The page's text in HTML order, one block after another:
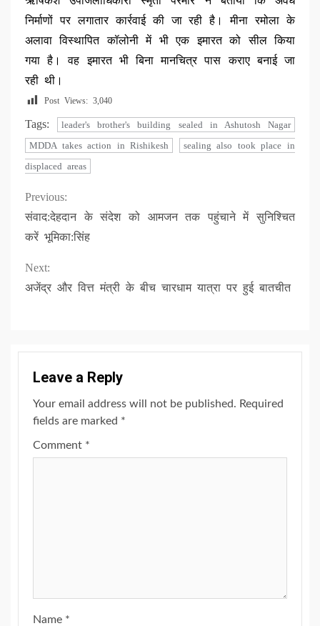
निर्माणों पर लगातार कार्रवाई की जा रही है। मीना रमोला के
अलावा विस्थापित कॉलोनी में भी एक इमारत को सील किया
गया है। वह इमारत भी बिना मानचित्र पास कराए बनाई जा
रही थी।
Post Views: 3,040
Tags:
leader's brother's building sealed in Ashutosh Nagar
MDDA takes action in Rishikesh
sealing also took place in
displaced areas
Continue
Reading
Previous:
संवाद:देहदान के संदेश को आमजन तक पहुंचाने में सुनिश्चित
करें भूमिका:सिंह
Next:
अजेंद्र और वित्त मंत्री के बीच चारधाम यात्रा पर हुई बातचीत
Leave a Reply
Your email address will not be published. Required
fields are marked *
Comment *
Name *